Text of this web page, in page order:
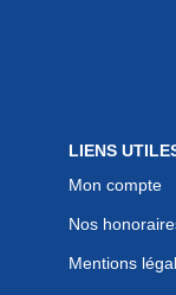
LIENS
Mon compte
Nos
Mentions